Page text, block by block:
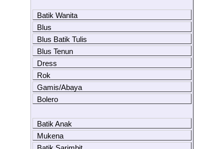
Batik Wanita
Blus
Blus Batik Tulis
Blus Tenun
Dress
Rok
Gamis/Abaya
Bolero
Batik Anak
Mukena